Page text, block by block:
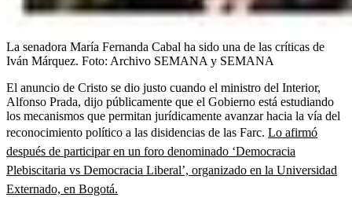
La senadora María Fernanda Cabal ha sido una de las críticas de
Iván Márquez. Foto: Archivo SEMANA y SEMANA
El anuncio de Cristo se dio justo cuando el ministro del Interior,
Alfonso Prada, dijo públicamente que el Gobierno está estudiando
los mecanismos que permitan jurídicamente avanzar hacia la vía del
reconocimiento político a las disidencias de las Farc. Lo afirmó
después de participar en un foro denominado ‘Democracia
Plebiscitaria vs Democracia Liberal’, organizado en la Universidad
Externado, en Bogotá.